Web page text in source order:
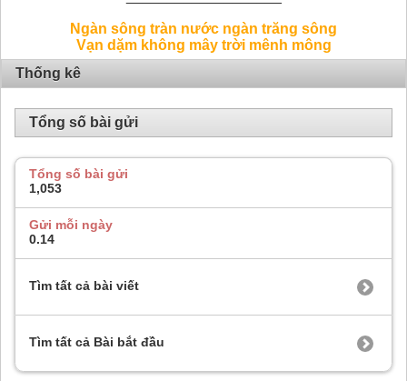
Ngàn sông tràn nước ngàn trăng sông
Vạn dặm không mây trời mênh mông
Thống kê
Tổng số bài gửi
Tổng số bài gửi
1,053
Gửi mỗi ngày
0.14
Tìm tất cả bài viết
Tìm tất cả Bài bắt đầu